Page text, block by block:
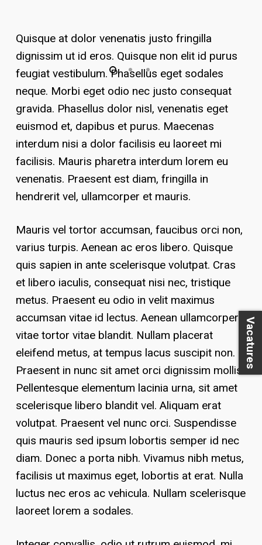
Quisque at dolor venenatis justo fringilla
dignissim ut id eros. Quisque non elit id purus
feugiat vestibulum. Phasellus eget sodales
neque. Morbi eget odio nec justo consequat
gravida. Phasellus dolor nisl, venenatis eget
euismod et, dapibus et purus. Maecenas
interdum nisi a dolor facilisis eu laoreet mi
facilisis. Mauris pharetra interdum lorem eu
venenatis. Praesent est diam, fringilla in
hendrerit vel, ullamcorper et mauris.
Mauris vel tortor accumsan, faucibus orci non,
varius turpis. Aenean ac eros libero. Quisque
quis sapien in ante scelerisque volutpat. Cras
et libero iaculis, consequat nisi nec, tristique
metus. Praesent eu odio in velit maximus
accumsan vitae id lectus. Aenean ullamcorper
vitae tortor vitae blandit. Nullam placerat
eleifend metus, at tempus lacus suscipit non.
Praesent in nunc sit amet orci dignissim mollis.
Pellentesque elementum lacinia urna, sit amet
scelerisque libero blandit vel. Aliquam erat
volutpat. Praesent vel nunc orci. Suspendisse
quis mauris sed ipsum lobortis semper id nec
diam. Donec a porta nibh. Vivamus nibh metus,
facilisis ut maximus eget, lobortis at erat. Nulla
luctus nec eros ac vehicula. Nullam scelerisque
laoreet lorem a sodales.
Vacatures